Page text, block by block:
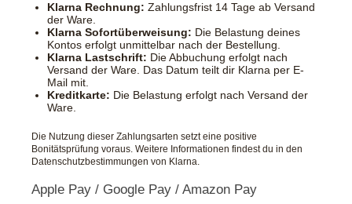
Klarna Rechnung: Zahlungsfrist 14 Tage ab Versand
der Ware.
Klarna Sofortüberweisung: Die Belastung deines
Kontos erfolgt unmittelbar nach der Bestellung.
Klarna Lastschrift: Die Abbuchung erfolgt nach
Versand der Ware. Das Datum teilt dir Klarna per E-
Mail mit.
Kreditkarte: Die Belastung erfolgt nach Versand der
Ware.
Die Nutzung dieser Zahlungsarten setzt eine positive
Bonitätsprüfung voraus. Weitere Informationen findest du in den
Datenschutzbestimmungen von Klarna.
Apple Pay / Google Pay / Amazon Pay